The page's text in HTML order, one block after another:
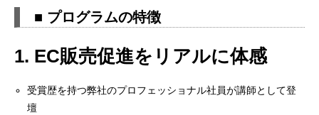
■ プログラムの特徴
1. EC販売促進をリアルに体感
受賞歴を持つ弊社のプロフェッショナル社員が講師として登
壇